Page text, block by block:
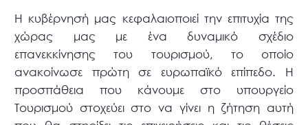
Η κυβέρνησή μας κεφαλαιοποιεί την επιτυχία της
χώρας μας με ένα δυναμικό σχέδιο
επανεκκίνησης του τουρισμού, το οποίο
ανακοίνωσε πρώτη σε ευρωπαϊκό επίπεδο. Η
προσπάθεια που κάνουμε στο υπουργείο
Τουρισμού στοχεύει στο να γίνει η ζήτηση αυτή